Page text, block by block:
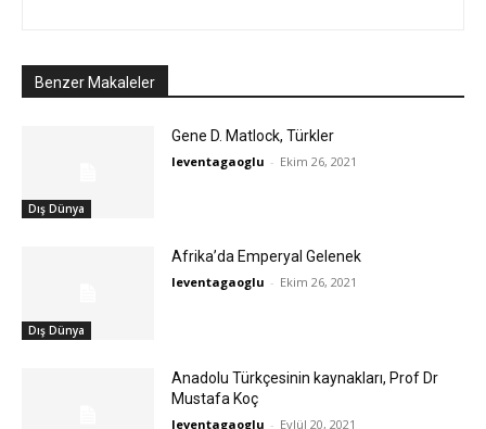
Benzer Makaleler
Dış Dünya
Gene D. Matlock, Türkler
leventagaoglu - Ekim 26, 2021
Dış Dünya
Afrika’da Emperyal Gelenek
leventagaoglu - Ekim 26, 2021
Anadolu Türkçesinin kaynakları, Prof Dr
Mustafa Koç
leventagaoglu - Eylül 20, 2021